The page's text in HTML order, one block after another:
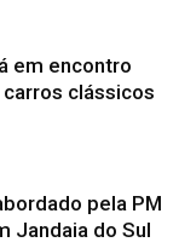
em encontro
clássicos
pela PM
Jandaia do Sul